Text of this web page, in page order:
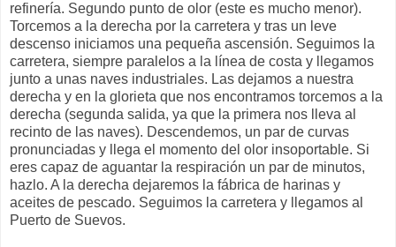
refinería. Segundo punto de olor (este es mucho menor).
Torcemos a la derecha por la carretera y tras un leve
descenso iniciamos una pequeña ascensión. Seguimos la
carretera, siempre paralelos a la línea de costa y llegamos
junto a unas naves industriales. Las dejamos a nuestra
derecha y en la glorieta que nos encontramos torcemos a la
derecha (segunda salida, ya que la primera nos lleva al
recinto de las naves). Descendemos, un par de curvas
pronunciadas y llega el momento del olor insoportable. Si
eres capaz de aguantar la respiración un par de minutos,
hazlo. A la derecha dejaremos la fábrica de harinas y
aceites de pescado. Seguimos la carretera y llegamos al
Puerto de Suevos.